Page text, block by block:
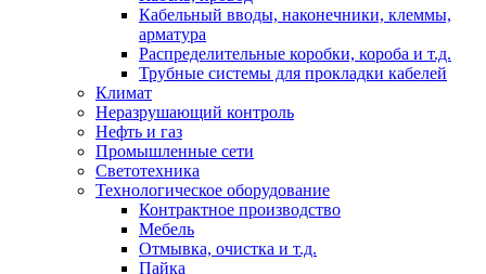
Кабельный вводы, наконечники, клеммы,
арматура
Распределительные коробки, короба и т.д.
Трубные системы для прокладки кабелей
Климат
Неразрушающий контроль
Нефть и газ
Промышленные сети
Светотехника
Технологическое оборудование
Контрактное производство
Мебель
Отмывка, очистка и т.д.
Пайка